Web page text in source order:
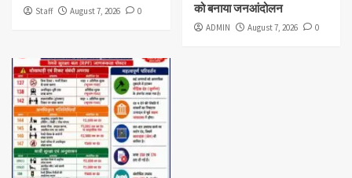
Staff August 7, 2026 0
को बनाया जनआंदोलन
ADMIN August 7, 2026 0